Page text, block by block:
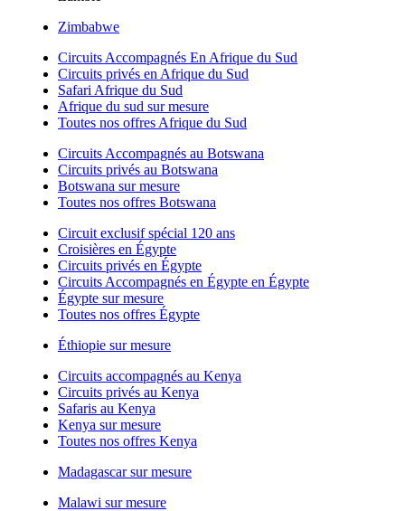
Zimbabwe
Circuits Accompagnés En Afrique du Sud
Circuits privés en Afrique du Sud
Safari Afrique du Sud
Afrique du sud sur mesure
Toutes nos offres Afrique du Sud
Circuits Accompagnés au Botswana
Circuits privés au Botswana
Botswana sur mesure
Toutes nos offres Botswana
Circuit exclusif spécial 120 ans
Croisières en Égypte
Circuits privés en Égypte
Circuits Accompagnés en Égypte en Égypte
Égypte sur mesure
Toutes nos offres Égypte
Éthiopie sur mesure
Circuits accompagnés au Kenya
Circuits privés au Kenya
Safaris au Kenya
Kenya sur mesure
Toutes nos offres Kenya
Madagascar sur mesure
Malawi sur mesure